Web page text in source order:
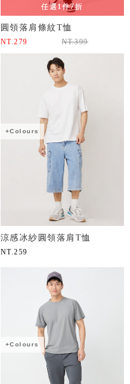
任選1件7折
圓領落肩條紋T恤
NT.279 NT.399
+Colours
涼感冰紗圓領落肩T恤
NT. 259
+Colours